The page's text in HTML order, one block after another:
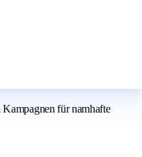
für namhafte